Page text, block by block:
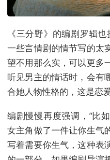
《三分野》的编剧罗辑
一些言情剧的情节写的太
望不用那么实，可以更多
听见男主的情话时，会有
合她人物性格的，这是恋
编剧慢慢再度强调，“比
女主角做了一件让你生气
写着需要你生气，这种表